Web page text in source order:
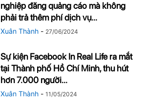
nghiệp đăng quảng cáo mà không
phải trả thêm phí dịch vụ...
Xuân Thành - 27/06/2024
Sự kiện Facebook In Real Life ra mắt
tại Thành phố Hồ Chí Minh, thu hút
hơn 7.000 người...
Xuân Thành - 11/05/2024